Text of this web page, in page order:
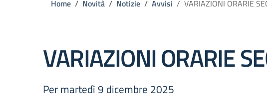
Home Novità Notizie Avvisi VARIAZIONI ORARIE
VARIAZIONI ORARIE
Per martedì 9 dicembre 2025